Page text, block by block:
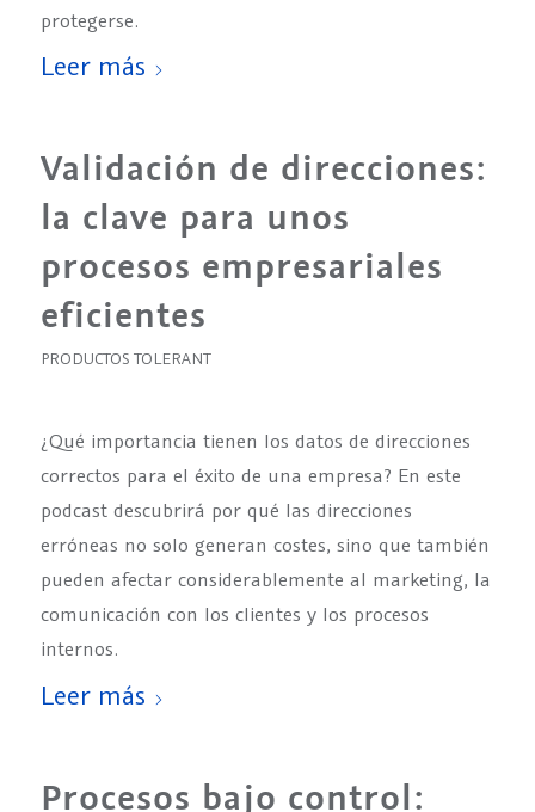
protegerse.
Leer más
Validación de direcciones:
la clave para unos
procesos empresariales
eficientes
PRODUCTOS TOLERANT
¿Qué importancia tienen los datos de direcciones
correctos para el éxito de una empresa? En este
podcast descubrirá por qué las direcciones
erróneas no solo generan costes, sino que también
pueden afectar considerablemente al marketing, la
comunicación con los clientes y los procesos
internos.
Leer más
Procesos bajo control: